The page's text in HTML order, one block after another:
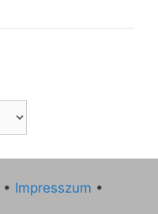
• Impresszum •